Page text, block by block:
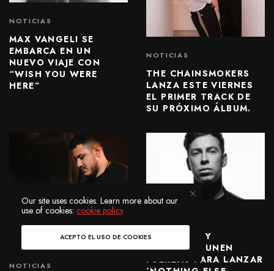
NOTICIAS
MAX VANGELI SE
EMBARCA EN UN
NUEVO VIAJE CON
“WISH YOU WERE
HERE”
NOTICIAS
THE CHAINSMOKERS
LANZA ESTE VIERNES
EL PRIMER TRACK DE
SU PRÓXIMO ÁLBUM.
NOTICIAS
HARDWELL Y
METALLICA UNEN
FUERZAS PARA LANZAR
Our site uses cookies. Learn more about our
use of cookies:cookie policy
ACEPTO EL USO DE COOKIES